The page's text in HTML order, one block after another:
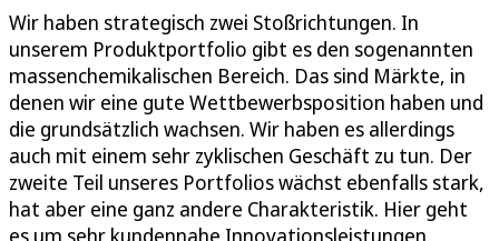
Wir haben strategisch zwei Stoßrichtungen. In
unserem Produktportfolio gibt es den sogenannten
massenchemikalischen Bereich. Das sind Märkte, in
denen wir eine gute Wettbewerbsposition haben und
die grundsätzlich wachsen. Wir haben es allerdings
auch mit einem sehr zyklischen Geschäft zu tun. Der
zweite Teil unseres Portfolios wächst ebenfalls stark,
hat aber eine ganz andere Charakteristik. Hier geht